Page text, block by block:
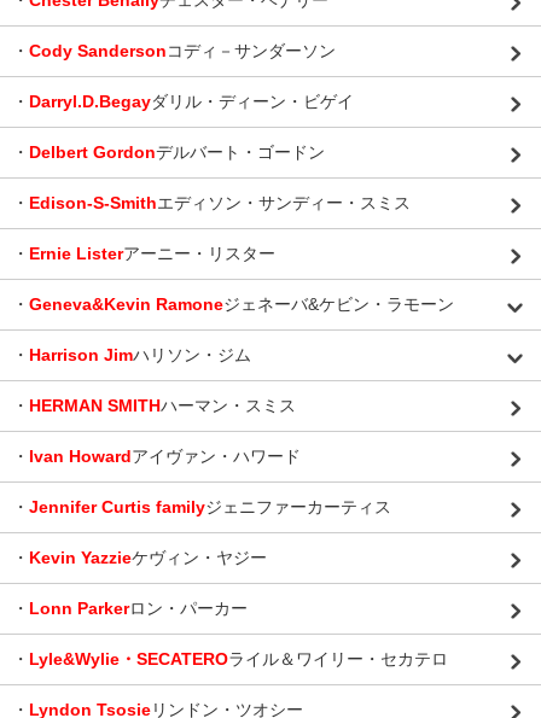
・ Cody Sandersonコディ－サンダーソン
・ Darryl.D.Begayダリル・ディーン・ビゲイ
・ Delbert Gordonデルバート・ゴードン
・ Edison-S-Smithエディソン・サンディー・スミス
・ Ernie Listerアーニー・リスター
・ Geneva&Kevin Ramoneジェネーバ&ケビン・ラモーン
・ Harrison Jimハリソン・ジム
・ HERMAN SMITHハーマン・スミス
・ Ivan Howardアイヴァン・ハワード
・ Jennifer Curtis familyジェニファーカーティス
・ Kevin Yazzieケヴィン・ヤジー
・ Lonn Parkerロン・パーカー
・ Lyle&Wylie・SECATEROライル＆ワイリー・セカテロ
・ Lyndon Tsosieリンドン・ツオシー